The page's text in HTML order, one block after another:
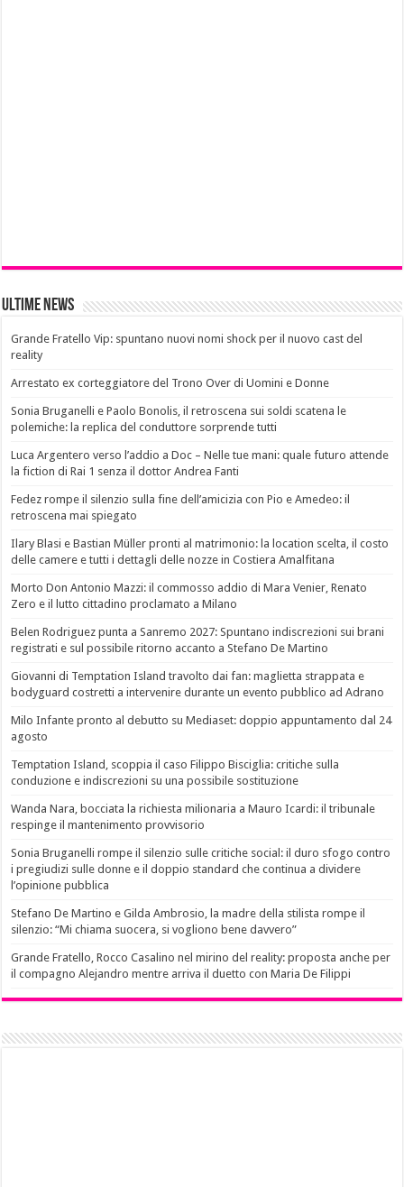
Ultime News
Grande Fratello Vip: spuntano nuovi nomi shock per il nuovo cast del
reality
Arrestato ex corteggiatore del Trono Over di Uomini e Donne
Sonia Bruganelli e Paolo Bonolis, il retroscena sui soldi scatena le
polemiche: la replica del conduttore sorprende tutti
Luca Argentero verso l’addio a Doc – Nelle tue mani: quale futuro attende
la fiction di Rai 1 senza il dottor Andrea Fanti
Fedez rompe il silenzio sulla fine dell’amicizia con Pio e Amedeo: il
retroscena mai spiegato
Ilary Blasi e Bastian Müller pronti al matrimonio: la location scelta, il costo
delle camere e tutti i dettagli delle nozze in Costiera Amalfitana
Morto Don Antonio Mazzi: il commosso addio di Mara Venier, Renato
Zero e il lutto cittadino proclamato a Milano
Belen Rodriguez punta a Sanremo 2027: Spuntano indiscrezioni sui brani
registrati e sul possibile ritorno accanto a Stefano De Martino
Giovanni di Temptation Island travolto dai fan: maglietta strappata e
bodyguard costretti a intervenire durante un evento pubblico ad Adrano
Milo Infante pronto al debutto su Mediaset: doppio appuntamento dal 24
agosto
Temptation Island, scoppia il caso Filippo Bisciglia: critiche sulla
conduzione e indiscrezioni su una possibile sostituzione
Wanda Nara, bocciata la richiesta milionaria a Mauro Icardi: il tribunale
respinge il mantenimento provvisorio
Sonia Bruganelli rompe il silenzio sulle critiche social: il duro sfogo contro
i pregiudizi sulle donne e il doppio standard che continua a dividere
l’opinione pubblica
Stefano De Martino e Gilda Ambrosio, la madre della stilista rompe il
silenzio: “Mi chiama suocera, si vogliono bene davvero”
Grande Fratello, Rocco Casalino nel mirino del reality: proposta anche per
il compagno Alejandro mentre arriva il duetto con Maria De Filippi